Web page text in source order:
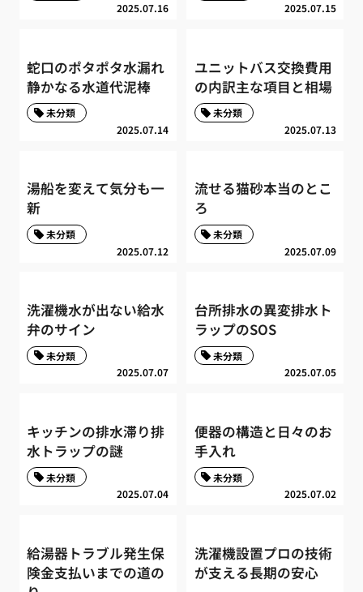
2025.07.16 2025.07.15
蛇口のポタポタ水漏れ
静かなる水道代泥棒
2025.07.14
未分類
ユニットバス交換費用
の内訳主な項目と相場
2025.07.13
未分類
湯船を変えて気分も一
新
2025.07.12
未分類
流せる猫砂本当のとこ
ろ
2025.07.09
未分類
洗濯機水が出ない給水
弁のサイン
2025.07.07
未分類
台所排水の異変排水ト
ラップのSOS
2025.07.05
未分類
キッチンの排水滞り排
水トラップの謎
2025.07.04
未分類
便器の構造と日々のお
手入れ
2025.07.02
未分類
給湯器トラブル発生保
険金支払いまでの道の
洗濯機設置プロの技術
が支える長期の安心